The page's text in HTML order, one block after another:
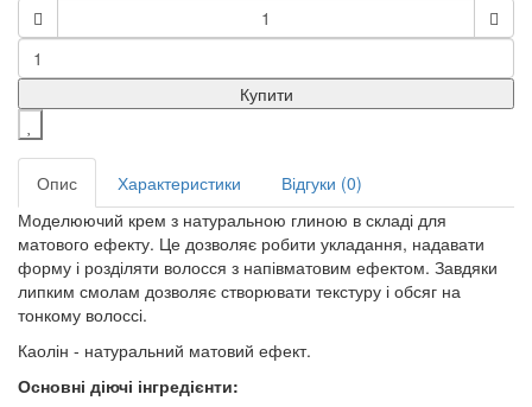
Купити
Опис Характеристики
Відгуки (0)
Моделюючий крем з натуральною глиною в складі для
матового ефекту. Це дозволяє робити укладання, надавати
форму і розділяти волосся з напівматовим ефектом. Завдяки
липким смолам дозволяє створювати текстуру і обсяг на
тонкому волоссі.
Каолін - натуральний матовий ефект.
Основні діючі інгредієнти: